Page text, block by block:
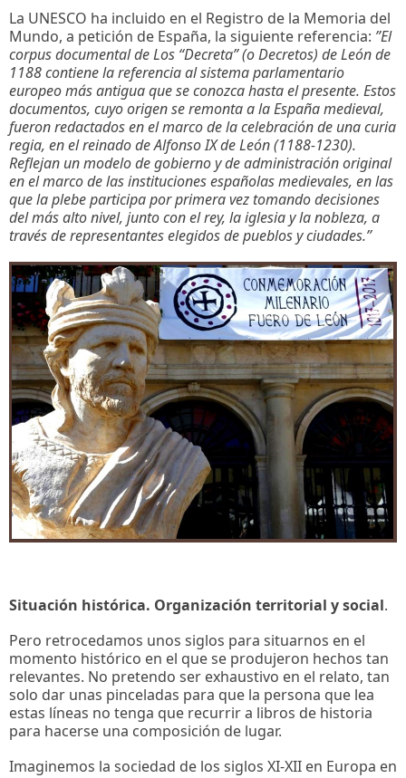
La UNESCO ha incluido en el Registro de la Memoria del
Mundo, a petición de España, la siguiente referencia: ”El
corpus documental de Los “Decreta” (o Decretos) de León de
1188 contiene la referencia al sistema parlamentario
europeo más antigua que se conozca hasta el presente. Estos
documentos, cuyo origen se remonta a la España medieval,
fueron redactados en el marco de la celebración de una curia
regia, en el reinado de Alfonso IX de León (1188-1230).
Reflejan un modelo de gobierno y de administración original
en el marco de las instituciones españolas medievales, en las
que la plebe participa por primera vez tomando decisiones
del más alto nivel, junto con el rey, la iglesia y la nobleza, a
través de representantes elegidos de pueblos y ciudades.”
Situación histórica. Organización territorial y social.
Pero retrocedamos unos siglos para situarnos en el
momento histórico en el que se produjeron hechos tan
relevantes. No pretendo ser exhaustivo en el relato, tan
solo dar unas pinceladas para que la persona que lea
estas líneas no tenga que recurrir a libros de historia
para hacerse una composición de lugar.
Imaginemos la sociedad de los siglos XI-XII en Europa en